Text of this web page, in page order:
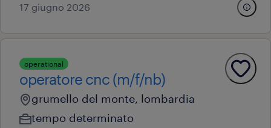
17 giugno 2026
operational
operatore cnc (m/f/nb)
grumello del monte, lombardia
tempo determinato